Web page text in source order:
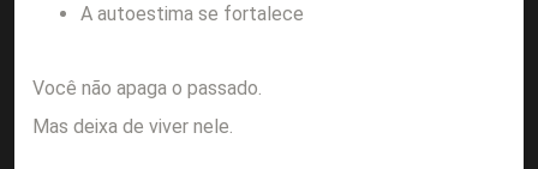
A autoestima se fortalece
Você não apaga o passado.
Mas deixa de viver nele.